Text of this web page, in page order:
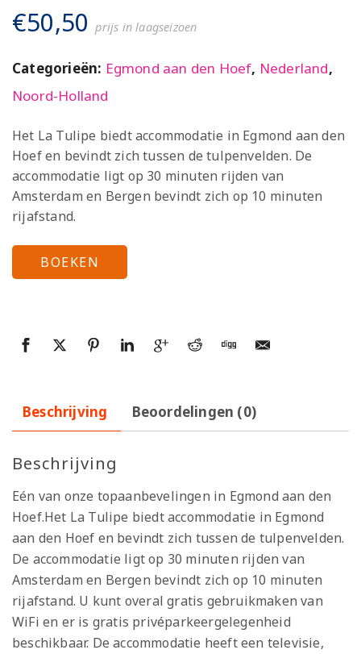
€50,50 prijs in laagseizoen
Categorieën: Egmond aan den Hoef, Nederland,
Noord-Holland
Het La Tulipe biedt accommodatie in Egmond aan den
Hoef en bevindt zich tussen de tulpenvelden. De
accommodatie ligt op 30 minuten rijden van
Amsterdam en Bergen bevindt zich op 10 minuten
rijafstand.
BOEKEN
Beschrijving Beoordelingen (0)
Beschrijving
Eén van onze topaanbevelingen in Egmond aan den
Hoef.Het La Tulipe biedt accommodatie in Egmond
aan den Hoef en bevindt zich tussen de tulpenvelden.
De accommodatie ligt op 30 minuten rijden van
Amsterdam en Bergen bevindt zich op 10 minuten
rijafstand. U kunt overal gratis gebruikmaken van
WiFi en er is gratis privéparkeergelegenheid
beschikbaar. De accommodatie heeft een televisie,